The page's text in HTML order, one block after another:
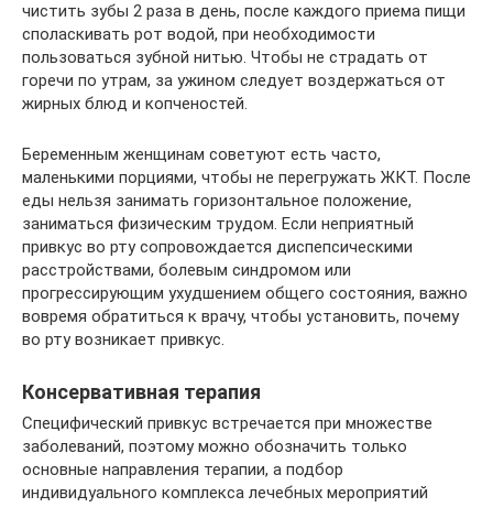
чистить зубы 2 раза в день, после каждого приема пищи
споласкивать рот водой, при необходимости
пользоваться зубной нитью. Чтобы не страдать от
горечи по утрам, за ужином следует воздержаться от
жирных блюд и копченостей.
Беременным женщинам советуют есть часто,
маленькими порциями, чтобы не перегружать ЖКТ. После
еды нельзя занимать горизонтальное положение,
заниматься физическим трудом. Если неприятный
привкус во рту сопровождается диспепсическими
расстройствами, болевым синдромом или
прогрессирующим ухудшением общего состояния, важно
вовремя обратиться к врачу, чтобы установить, почему
во рту возникает привкус.
Консервативная терапия
Специфический привкус встречается при множестве
заболеваний, поэтому можно обозначить только
основные направления терапии, а подбор
индивидуального комплекса лечебных мероприятий